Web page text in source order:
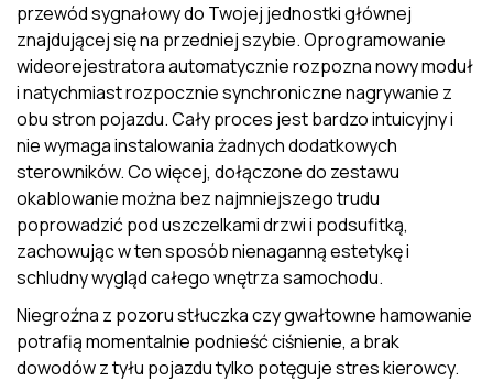
przewód sygnałowy do Twojej jednostki głównej
znajdującej się na przedniej szybie. Oprogramowanie
wideorejestratora automatycznie rozpozna nowy moduł
i natychmiast rozpocznie synchroniczne nagrywanie z
obu stron pojazdu. Cały proces jest bardzo intuicyjny i
nie wymaga instalowania żadnych dodatkowych
sterowników. Co więcej, dołączone do zestawu
okablowanie można bez najmniejszego trudu
poprowadzić pod uszczelkami drzwi i podsufitką,
zachowując w ten sposób nienaganną estetykę i
schludny wygląd całego wnętrza samochodu.
Niegroźna z pozoru stłuczka czy gwałtowne hamowanie
potrafią momentalnie podnieść ciśnienie, a brak
dowodów z tyłu pojazdu tylko potęguje stres kierowcy.